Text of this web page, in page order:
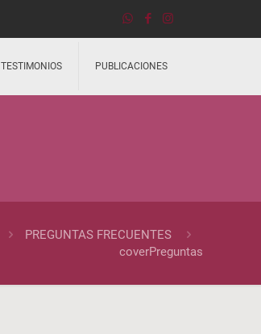
TESTIMONIOS PUBLICACIONES
PREGUNTAS FRECUENTES
coverPreguntas